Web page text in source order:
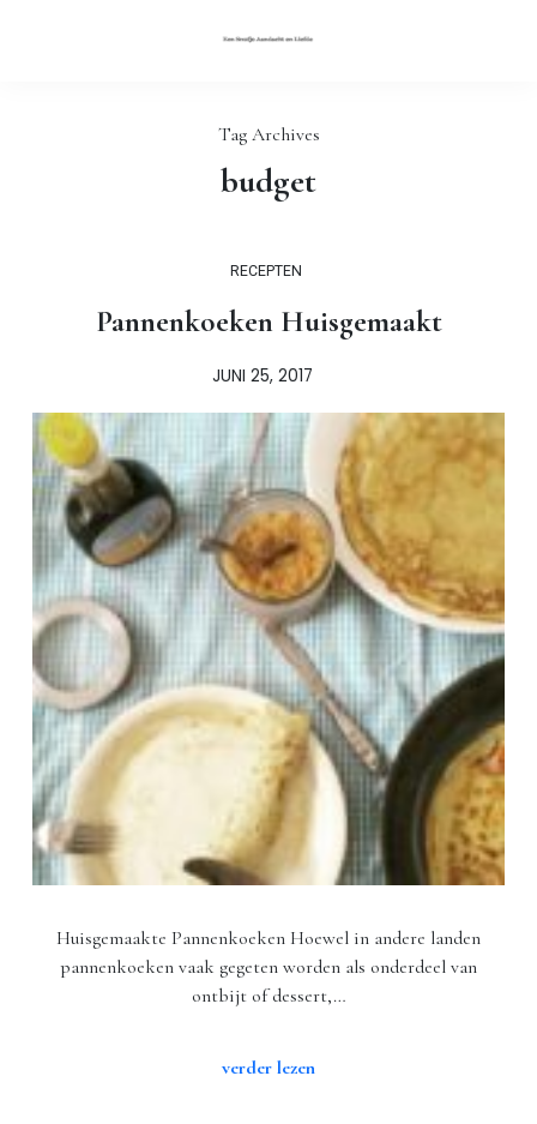
Tag Archives
budget
RECEPTEN
Pannenkoeken Huisgemaakt
JUNI 25, 2017
Huisgemaakte Pannenkoeken Hoewel in andere landen
pannenkoeken vaak gegeten worden als onderdeel van
ontbijt of dessert,…
verder lezen